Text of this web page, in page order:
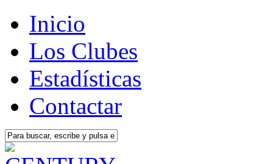
Inicio
Los Clubes
Estadísticas
Contactar